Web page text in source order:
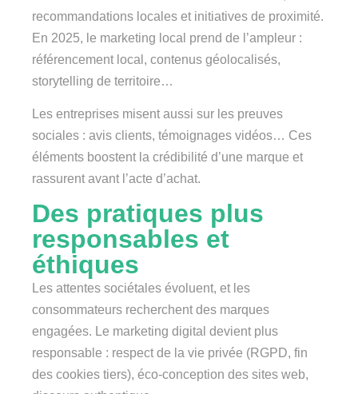
recommandations locales et initiatives de proximité.
En 2025, le marketing local prend de l’ampleur :
référencement local, contenus géolocalisés,
storytelling de territoire…
Les entreprises misent aussi sur les preuves
sociales : avis clients, témoignages vidéos… Ces
éléments boostent la crédibilité d’une marque et
rassurent avant l’acte d’achat.
Des pratiques plus
responsables et
éthiques
Les attentes sociétales évoluent, et les
consommateurs recherchent des marques
engagées. Le marketing digital devient plus
responsable : respect de la vie privée (RGPD, fin
des cookies tiers), éco-conception des sites web,